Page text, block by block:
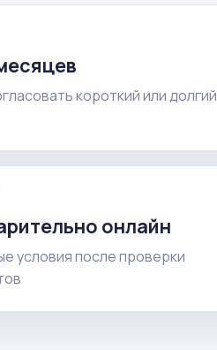
короткий или долгий
онлайн
условия после проверки